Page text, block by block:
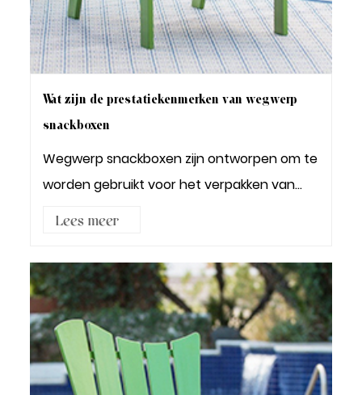
Wat zijn de prestatiekenmerken van wegwerp
snackboxen
Wegwerp snackboxen zijn ontworpen om te
worden gebruikt voor het verpakken van
Lees meer3